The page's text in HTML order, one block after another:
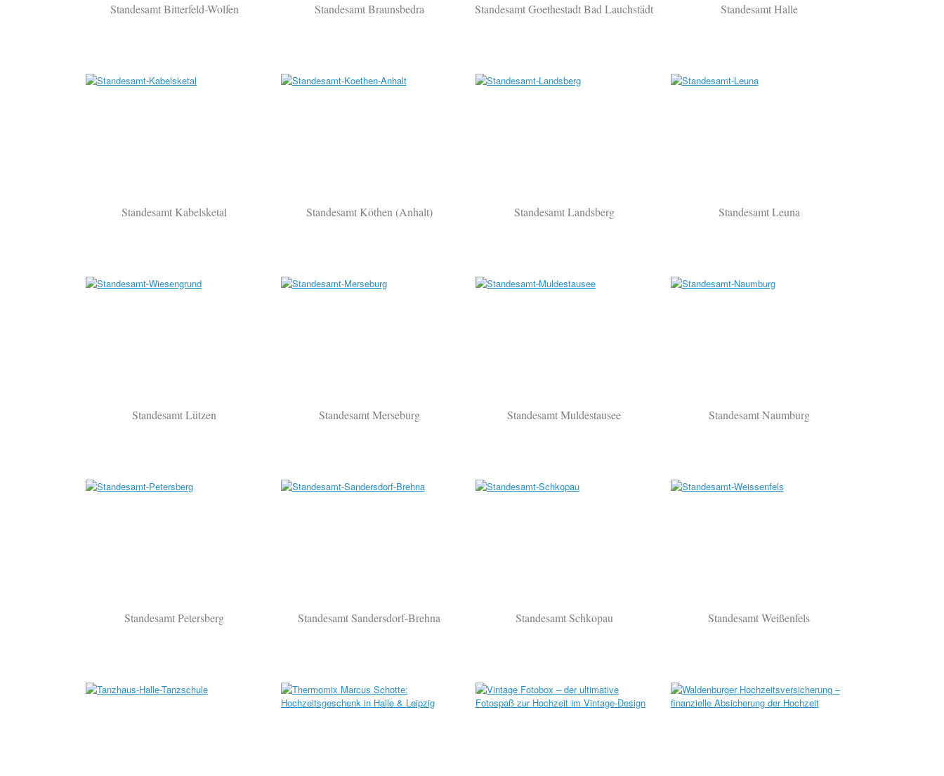
Standesamt Bitterfeld-Wolfen Standesamt Braunsbedra Standesamt Goethestadt Bad Lauchstädt Standesamt Halle
Standesamt Kabelsketal Standesamt Köthen (Anhalt) Standesamt Landsberg Standesamt Leuna
Standesamt Lützen Standesamt Merseburg Standesamt Muldestausee Standesamt Naumburg
Standesamt Petersberg Standesamt Sandersdorf-Brehna Standesamt Schkopau Standesamt Weißenfels